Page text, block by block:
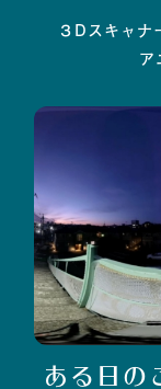
３Dスキャナ
ア
ある日の